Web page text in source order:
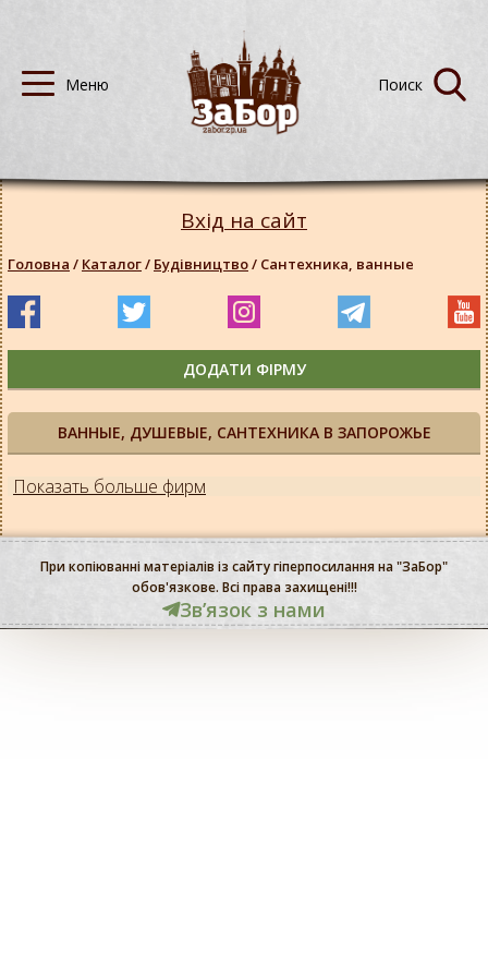
ВАННЫЕ, ДУШЕВЫЕ, САНТЕХНИКА В ЗАПОРОЖЬЕ
Показать больше фирм
Вхід на сайт
Головна / Каталог/ Будівництво/ Сантехника, ванные
ДОДАТИ ФІРМУ
При копіюванні матеріалів із сайту гіперпосилання на "ЗаБор"
обов'язкове. Всі права захищені!!!
Звʼязок з нами